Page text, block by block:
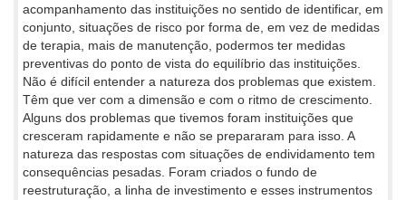
acompanhamento das instituições no sentido de identificar, em
conjunto, situações de risco por forma de, em vez de medidas
de terapia, mais de manutenção, podermos ter medidas
preventivas do ponto de vista do equilíbrio das instituições.
Não é difícil entender a natureza dos problemas que existem.
Têm que ver com a dimensão e com o ritmo de crescimento.
Alguns dos problemas que tivemos foram instituições que
cresceram rapidamente e não se prepararam para isso. A
natureza das respostas com situações de endividamento tem
consequências pesadas. Foram criados o fundo de
reestruturação, a linha de investimento e esses instrumentos